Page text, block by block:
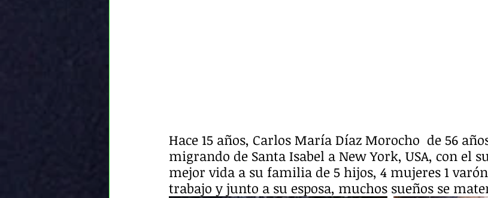
Hace 15 años, Carlos María Díaz Morocho  de 56
migrando de Santa Isabel a New York, USA, con el
mejor vida a su familia de 5 hijos, 4 mujeres 1
trabajo y junto a su esposa, muchos sueños se